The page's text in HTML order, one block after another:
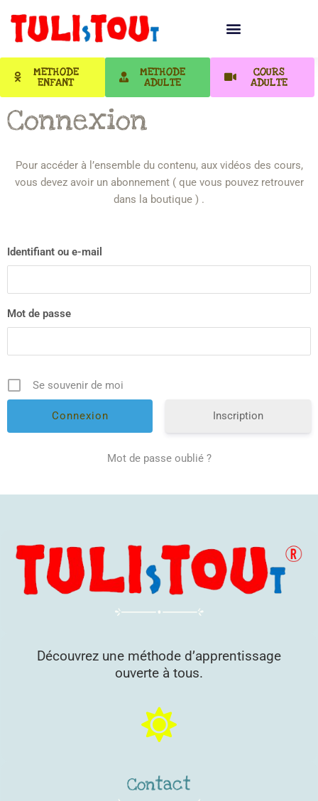
METHODE
ENFANT
METHODE
ADULTE
COURS
ADULTE
Connexion
Pour accéder à l’ensemble du contenu, aux vidéos des cours,
vous devez avoir un abonnement ( que vous pouvez retrouver
dans la boutique ) .
Identifiant ou e-mail
Mot de passe
Se souvenir de moi
Inscription
Mot de passe oublié ?
Découvrez une méthode d’apprentissage
ouverte à tous.
Contact